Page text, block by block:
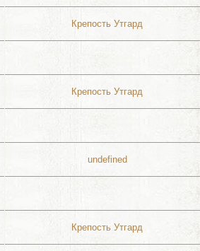
Крепость Утгард
Крепость Утгард
undefined
Крепость Утгард